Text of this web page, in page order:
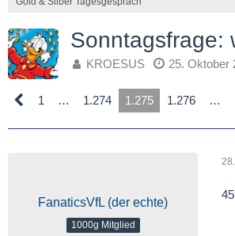
Sonntagsfrage:
KROESUS 25. Oktober
1 … 1.274 1.275 1.276 …
FanaticsVfL (der echte)
1000g Mitglied